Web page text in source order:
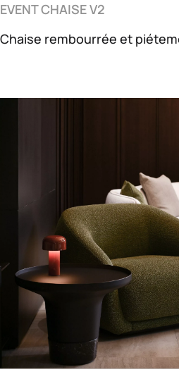
EVENT CHAISE V2
Chaise rembourrée et